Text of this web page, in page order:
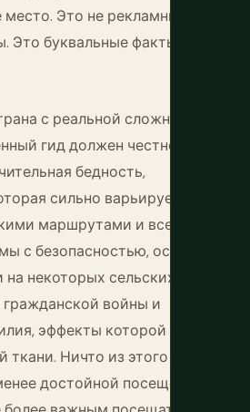
Это не рекламные
буквальные факты на
с реальной сложностью,
гид должен честно
бедность,
сильно варьируется
маршрутами и всем
с безопасностью, особенно
некоторых сельских
войны и
эффекты которой все еще
Ничто из этого не
достойной посещения.